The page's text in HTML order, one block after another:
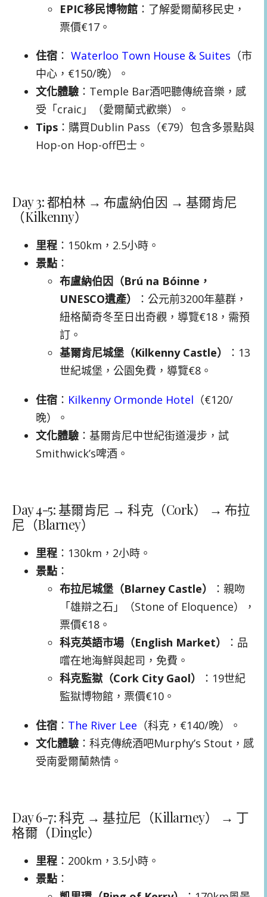
EPIC移民博物館 ：了解愛爾蘭移民史，
票價€17。
住宿 ： Waterloo Town House & Suites （市
中心，€150/晚）。
文化體驗 ：Temple Bar酒吧聽傳統音樂，感
受「craic」（愛爾蘭式歡樂）。
Tips ：購買Dublin Pass（€79）包含多景點與
Hop-on Hop-off巴士。
Day 3: 都柏林 → 布盧納伯因 → 基爾肯尼
（Kilkenny）
里程 ：150km，2.5小時。
景點 ：
布盧納伯因（Brú na Bóinne，
UNESCO遺產）
：公元前3200年墓群，
紐格蘭奇冬至日出奇觀，導覽€18，需預
訂。
基爾肯尼城堡（Kilkenny Castle）
：13
世紀城堡，公園免費，導覽€8。
住宿 ： Kilkenny Ormonde Hotel （€120/
晚）。
文化體驗 ：基爾肯尼中世紀街道漫步，試
Smithwick’s啤酒。
Day 4-5: 基爾肯尼 → 科克（Cork） → 布拉
尼（Blarney）
里程 ：130km，2小時。
景點 ：
布拉尼城堡（Blarney Castle）
：親吻
「雄辯之石」（Stone of Eloquence），
票價€18。
科克英語市場（English Market）
：品
嚐在地海鮮與起司，免費。
科克監獄（Cork City Gaol）
：19世紀
監獄博物館，票價€10。
住宿 ： The River Lee （科克，€140/晚）。
文化體驗 ：科克傳統酒吧Murphy’s Stout，感
受南愛爾蘭熱情。
Day 6-7: 科克 → 基拉尼（Killarney） → 丁
格爾（Dingle）
里程 ：200km，3.5小時。
景點 ：